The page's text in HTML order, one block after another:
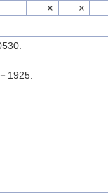
× ×
－1925.